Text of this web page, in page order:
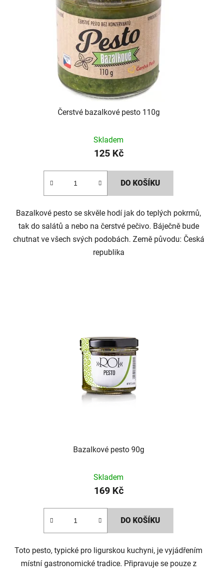
Čerstvé bazalkové pesto 110g
Skladem
125 Kč
DO KOŠÍKU
Bazalkové pesto se skvěle hodí jak do teplých pokrmů,
tak do salátů a nebo na čerstvé pečivo. Báječně bude
chutnat ve všech svých podobách. Země původu: Česká
republika
Bazalkové pesto 90g
Skladem
169 Kč
DO KOŠÍKU
Toto pesto, typické pro ligurskou kuchyni, je vyjádřením
místní gastronomické tradice. Připravuje se pouze z